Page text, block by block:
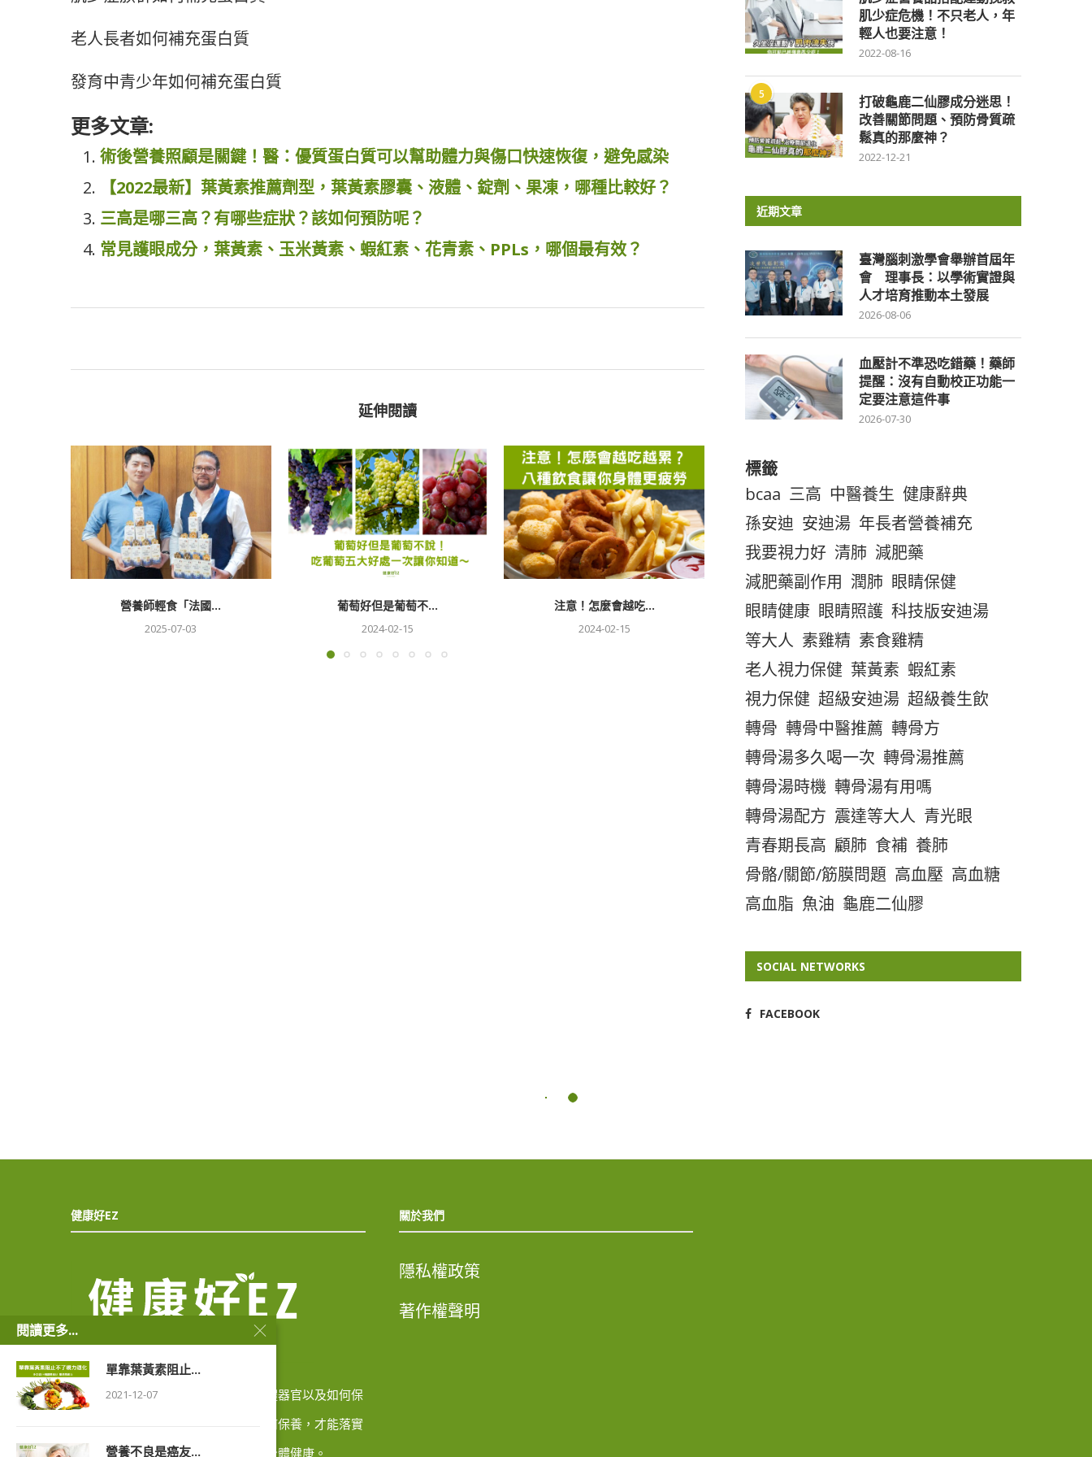
老人長者如何補充蛋白質
發育中青少年如何補充蛋白質
更多文章:
術後營養照顧是關鍵！醫：優質蛋白質可以幫助體力與傷口快速恢復，避免感染
【2022最新】葉黃素推薦劑型，葉黃素膠囊、液體、錠劑、果凍，哪種比較好？
三高是哪三高？有哪些症狀？該如何預防呢？
常見護眼成分，葉黃素、玉米黃素、蝦紅素、花青素、PPLs，哪個最有效？
延伸閱讀
營養師輕食「法國...
2025-07-03
葡萄好但是葡萄不...
2024-02-15
注意！怎麼會越吃...
2024-02-15
濃情冬至，來點健...
2024-01-14
變天進補首選：山...
肌少症危機！不只老人，年
輕人也要注意！
2022-08-16
5
打破龜鹿二仙膠成分迷思！
改善關節問題、預防骨質疏
鬆真的那麼神？
2022-12-21
近期文章
臺灣腦刺激學會舉辦首屆年
會 理事長：以學術實證與
人才培育推動本土發展
2026-08-06
血壓計不準恐吃錯藥！藥師
提醒：沒有自動校正功能一
定要注意這件事
2026-07-30
標籤
bcaa 三高 中醫養生 健康辭典
孫安迪 安迪湯 年長者營養補充
我要視力好 清肺 減肥藥
減肥藥副作用 潤肺 眼睛保健
眼睛健康 眼睛照護 科技版安迪湯
等大人 素雞精 素食雞精
老人視力保健 葉黃素 蝦紅素
視力保健 超級安迪湯 超級養生飲
轉骨 轉骨中醫推薦 轉骨方
轉骨湯多久喝一次 轉骨湯推薦
轉骨湯時機 轉骨湯有用嗎
轉骨湯配方 震達等大人 青光眼
青春期長高 顧肺 食補 養肺
骨骼/關節/筋膜問題 高血壓 高血糖
高血脂 魚油 龜鹿二仙膠
SOCIAL NETWORKS
FACEBOOK
健康好EZ
希望能分享健康的資訊，越是認識身體器官以及如何保
養；認識常見的疾病、如何預防、如何保養，才能落實
在日常生活中，記得好好照顧自己的身體健康。
關於我們
隱私權政策
著作權聲明
閱讀更多...
單靠葉黃素阻止...
2021-12-07
營養不良是癌友...